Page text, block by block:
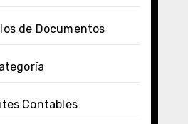
de Documentos
Contables